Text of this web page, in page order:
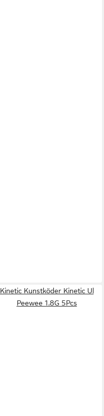
Kinetic Kunstköder Kinetic Ul
Peewee 1.8G 5Pcs